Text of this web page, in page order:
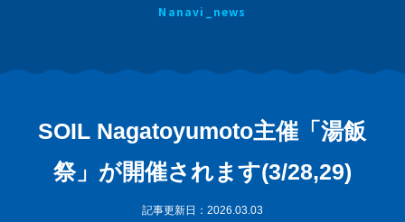
Nanavi_news
SOIL Nagatoyumoto主催「湯飯
祭」が開催されます(3/28,29)
記事更新日： 2026.03.03